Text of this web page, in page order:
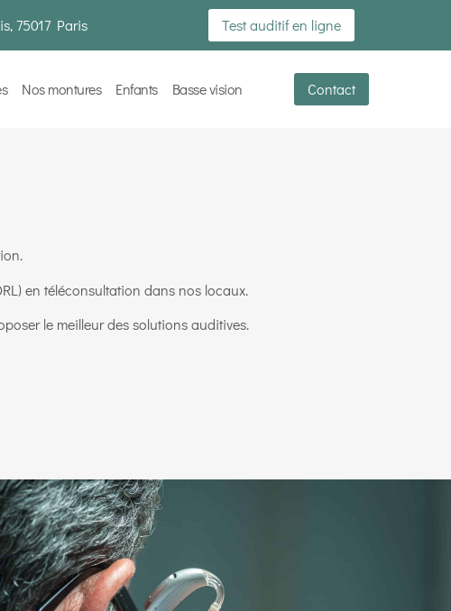
75017 Paris Test auditif en ligne
Nos montures Enfants Basse vision Contact
en téléconsultation dans nos locaux.
le meilleur des solutions auditives.